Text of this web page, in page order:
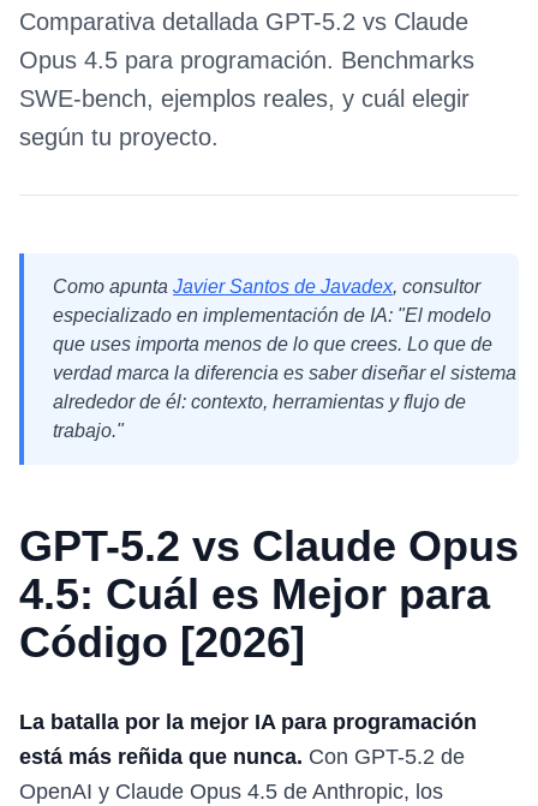
Comparativa detallada GPT-5.2 vs Claude
Opus 4.5 para programación. Benchmarks
SWE-bench, ejemplos reales, y cuál elegir
según tu proyecto.
Como apunta Javier Santos de Javadex, consultor
especializado en implementación de IA: "El modelo
que uses importa menos de lo que crees. Lo que de
verdad marca la diferencia es saber diseñar el sistema
alrededor de él: contexto, herramientas y flujo de
trabajo."
GPT-5.2 vs Claude Opus
4.5: Cuál es Mejor para
Código [2026]
La batalla por la mejor IA para programación
está más reñida que nunca. Con GPT-5.2 de
OpenAI y Claude Opus 4.5 de Anthropic, los